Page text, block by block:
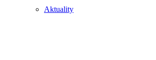
Aktuality